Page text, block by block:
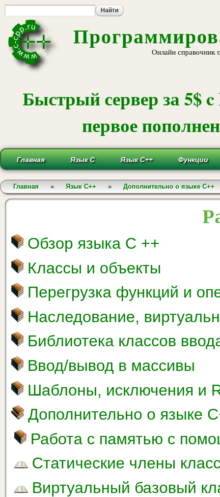
Онлайн справочник
Быстрый сервер за 5$
первое
Главная Язык С Язык С++ Функции
Вы здесь
Главная » Язык С++ » Дополнительно о языке C++
Обзор языка С ++
Классы и объекты
Перегрузка функций и
Наследование,
Библиотека классов
Ввод/вывод в массивы
Шаблоны, исключения и
Дополнительно о языке
Работа с памятью с
Статические члены
Виртуальный базовый